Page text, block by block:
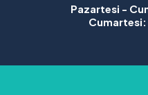
Pazartesi -